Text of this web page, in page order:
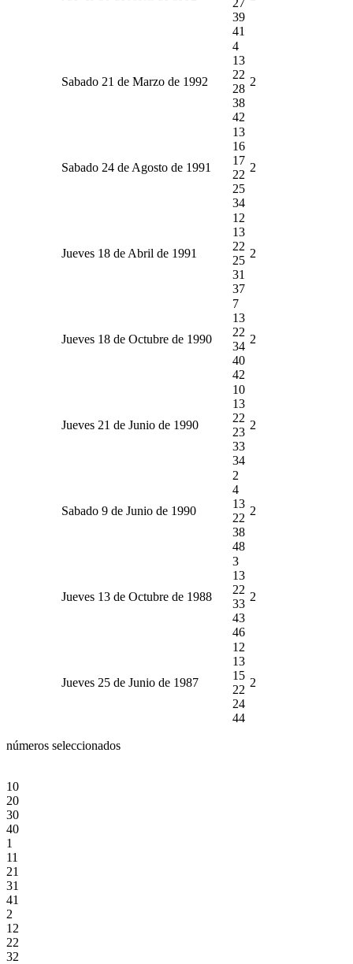
39
41
Sabado 21 de Marzo de 1992
4
13
22
28
38
42
2
Sabado 24 de Agosto de 1991
13
16
17
22
25
34
2
Jueves 18 de Abril de 1991
12
13
22
25
31
37
2
Jueves 18 de Octubre de 1990
7
13
22
34
40
42
2
Jueves 21 de Junio de 1990
10
13
22
23
33
34
2
Sabado 9 de Junio de 1990
2
4
13
22
38
48
2
Jueves 13 de Octubre de 1988
3
13
22
33
43
46
2
Jueves 25 de Junio de 1987
12
13
15
22
24
44
2
números seleccionados
10
20
30
40
1
11
21
31
41
2
12
22
32